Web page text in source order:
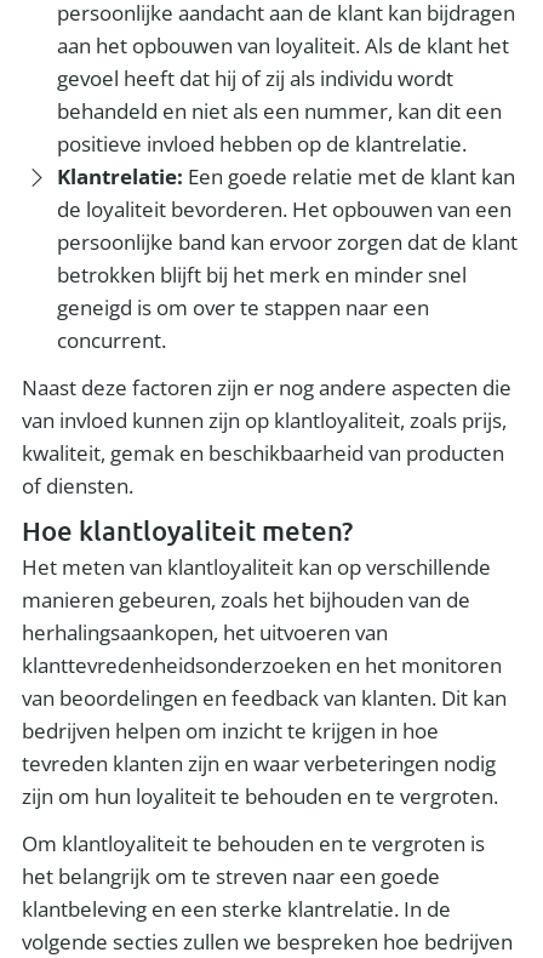
persoonlijke aandacht aan de klant kan bijdragen
aan het opbouwen van loyaliteit. Als de klant het
gevoel heeft dat hij of zij als individu wordt
behandeld en niet als een nummer, kan dit een
positieve invloed hebben op de klantrelatie.
Klantrelatie: Een goede relatie met de klant kan
de loyaliteit bevorderen. Het opbouwen van een
persoonlijke band kan ervoor zorgen dat de klant
betrokken blijft bij het merk en minder snel
geneigd is om over te stappen naar een
concurrent.
Naast deze factoren zijn er nog andere aspecten die
van invloed kunnen zijn op klantloyaliteit, zoals prijs,
kwaliteit, gemak en beschikbaarheid van producten
of diensten.
Hoe klantloyaliteit meten?
Het meten van klantloyaliteit kan op verschillende
manieren gebeuren, zoals het bijhouden van de
herhalingsaankopen, het uitvoeren van
klanttevredenheidsonderzoeken en het monitoren
van beoordelingen en feedback van klanten. Dit kan
bedrijven helpen om inzicht te krijgen in hoe
tevreden klanten zijn en waar verbeteringen nodig
zijn om hun loyaliteit te behouden en te vergroten.
Om klantloyaliteit te behouden en te vergroten is
het belangrijk om te streven naar een goede
klantbeleving en een sterke klantrelatie. In de
volgende secties zullen we bespreken hoe bedrijven